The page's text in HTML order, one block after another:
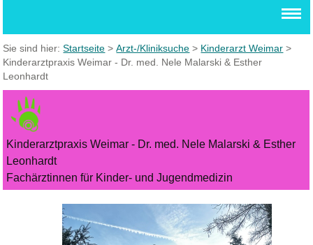
Sie sind hier:Startseite >Arzt-/Kliniksuche > Kinderarzt Weimar >
Kinderarztpraxis Weimar - Dr. med. Nele Malarski & Esther
Leonhardt
Kinderarztpraxis Weimar - Dr. med. Nele Malarski & Esther
Leonhardt
Fachärztinnen für Kinder- und Jugendmedizin